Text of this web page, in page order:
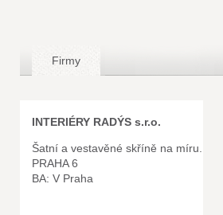
Firmy
INTERIÉRY RADÝS s.r.o.
Šatní a vestavěné skříně na míru.
PRAHA 6
BA: V Praha